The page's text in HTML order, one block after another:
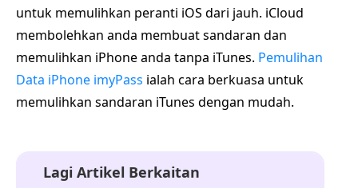
untuk memulihkan peranti iOS dari jauh. iCloud
membolehkan anda membuat sandaran dan
memulihkan iPhone anda tanpa iTunes. Pemulihan
Data iPhone imyPass ialah cara berkuasa untuk
memulihkan sandaran iTunes dengan mudah.
Lagi Artikel Berkaitan